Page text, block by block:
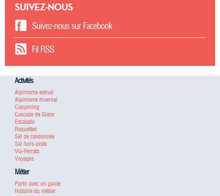
SUIVEZ-NOUS
Suivez-nous sur Facebook
Fil RSS
Activités
Alpinisme estival
Alpinisme hivernal
Canyoning
Cascade de Glace
Escalade
Raquettes
Ski de randonnée
Ski hors-piste
Via-Ferrata
Voyages
Métier
Partir avec un guide
Histoire du métier